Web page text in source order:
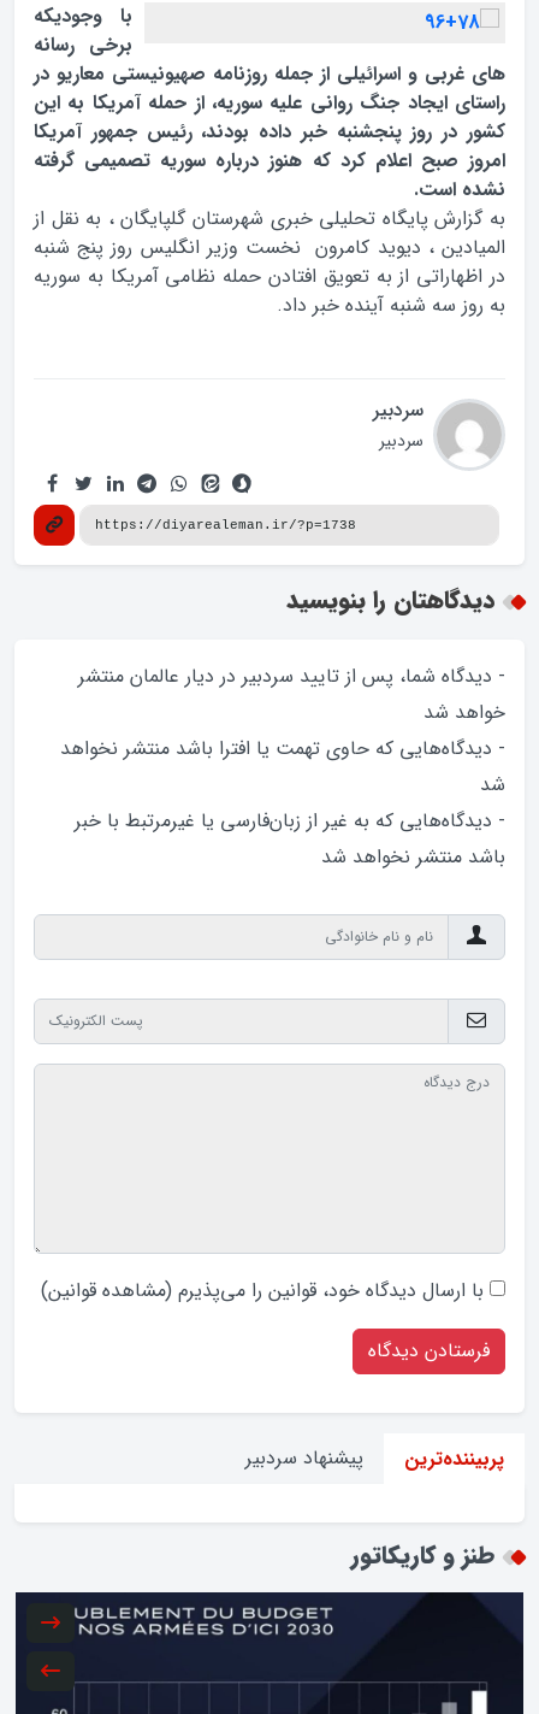
با وجوديکه
برخي رسانه
هاي غربي و اسرائيلي از جمله روزنامه صهيونيستي معاريو در
راستاي ايجاد جنگ رواني عليه سوريه، از حمله آمريکا به اين
کشور در روز پنجشنبه خبر داده بودند، رئيس جمهور آمريکا
امروز صبح اعلام کرد که هنوز درباره سوريه تصميمي گرفته
نشده است.
به گزارش پایگاه تحلیلی خبری شهرستان گلپایگان ، به نقل از
الميادين ، ديويد كامرون نخست وزير انگليس روز پنج شنبه
در اظهاراتي از به تعويق افتادن حمله نظامي آمريكا به سوريه
به روز سه شنبه آينده خبر داد.
سردبیر
سردبیر
دیدگاهتان را بنویسید
- دیدگاه شما، پس از تایید سردبیر در دیار عالمان منتشر
خواهد‌ شد
- دیدگاه‌هایی که حاوی تهمت یا افترا باشد منتشر نخواهد‌
شد
- دیدگاه‌هایی که به غیر از زبان‌فارسی یا غیرمرتبط با خبر
باشد منتشر نخواهد‌ شد
با ارسال دیدگاه‌ خود، قوانین را می‌پذیرم (مشاهده قوانین)
پربیننده‌ترین پیشنهاد سردبیر
طنز و کاریکاتور